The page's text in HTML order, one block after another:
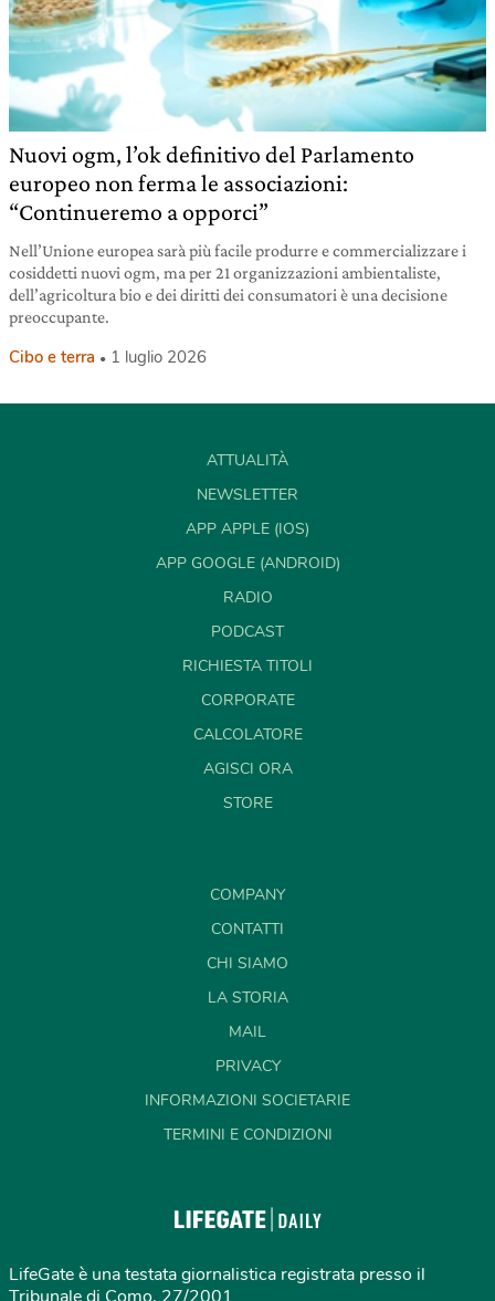
Nuovi ogm, l’ok definitivo del Parlamento
europeo non ferma le associazioni:
“Continueremo a opporci”
Nell’Unione europea sarà più facile produrre e commercializzare i
cosiddetti nuovi ogm, ma per 21 organizzazioni ambientaliste,
dell’agricoltura bio e dei diritti dei consumatori è una decisione
preoccupante.
Cibo e terra 1 luglio 2026
ATTUALITÀ
NEWSLETTER
APP APPLE (IOS)
APP GOOGLE (ANDROID)
RADIO
PODCAST
RICHIESTA TITOLI
CORPORATE
CALCOLATORE
AGISCI ORA
STORE
COMPANY
CONTATTI
CHI SIAMO
LA STORIA
MAIL
PRIVACY
INFORMAZIONI SOCIETARIE
TERMINI E CONDIZIONI
LifeGate è una testata giornalistica registrata presso il